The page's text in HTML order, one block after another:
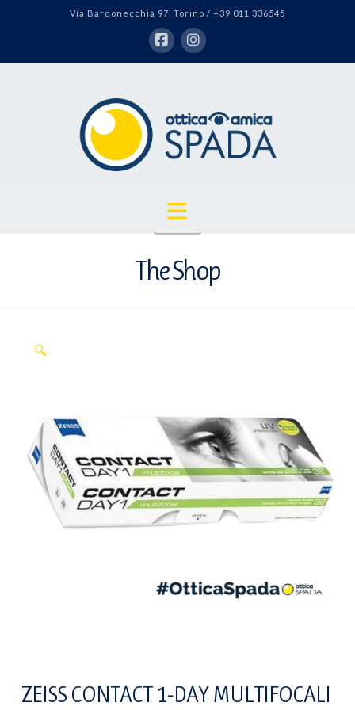
Via Bardonecchia 97, Torino / +39 011 336545
Navigation
The Shop
🔍
ZEISS CONTACT 1-DAY MULTIFOCALI